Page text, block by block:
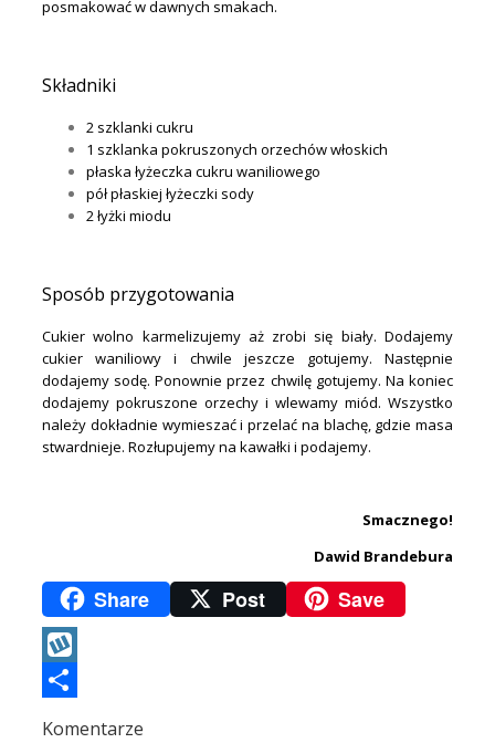
posmakować w dawnych smakach.
Składniki
2 szklanki cukru
1 szklanka pokruszonych orzechów włoskich
płaska łyżeczka cukru waniliowego
pół płaskiej łyżeczki sody
2 łyżki miodu
Sposób przygotowania
Cukier wolno karmelizujemy aż zrobi się biały. Dodajemy
cukier waniliowy i chwile jeszcze gotujemy. Następnie
dodajemy sodę. Ponownie przez chwilę gotujemy. Na koniec
dodajemy pokruszone orzechy i wlewamy miód. Wszystko
należy dokładnie wymieszać i przelać na blachę, gdzie masa
stwardnieje. Rozłupujemy na kawałki i podajemy.
Smacznego!
Dawid Brandebura
Share Post Save
Wykop
Komentarze